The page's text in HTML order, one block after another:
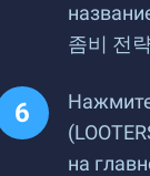
좀비 전
на